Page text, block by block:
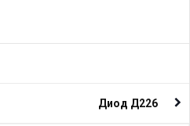
Диод Д226